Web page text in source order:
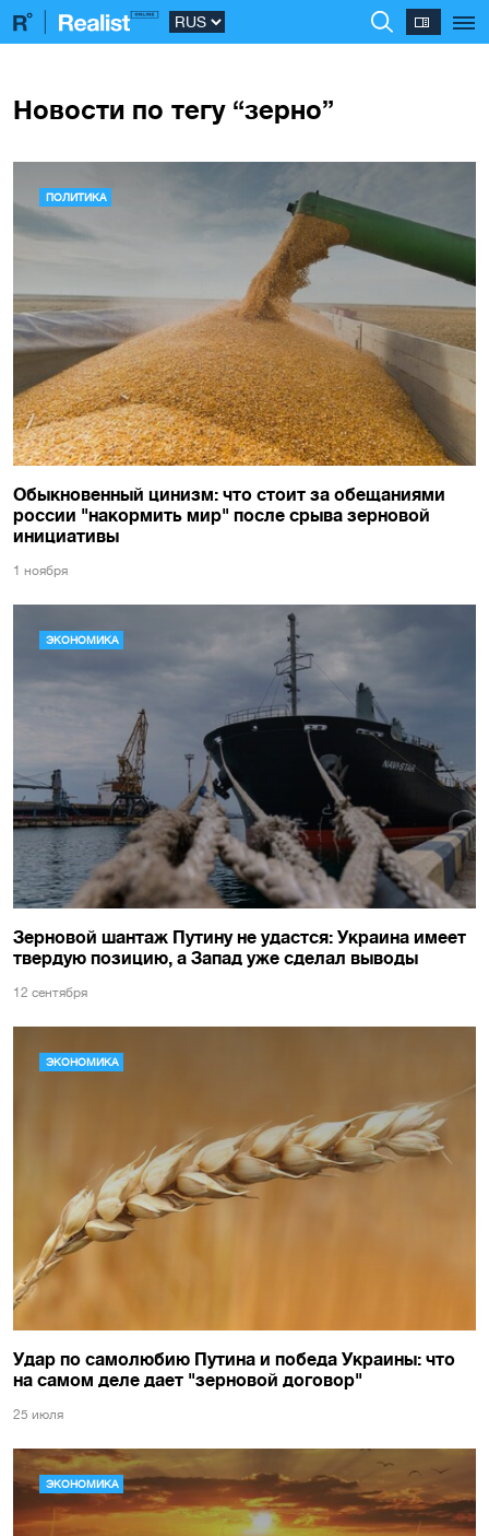
Новости по тегу “зерно”
ПОЛИТИКА
Обыкновенный цинизм: что стоит за обещаниями
россии "накормить мир" после срыва зерновой
инициативы
1 ноября
ЭКОНОМИКА
Зерновой шантаж Путину не удастся: Украина имеет
твердую позицию, а Запад уже сделал выводы
12 сентября
ЭКОНОМИКА
Удар по самолюбию Путина и победа Украины: что
на самом деле дает "зерновой договор"
25 июля
ЭКОНОМИКА